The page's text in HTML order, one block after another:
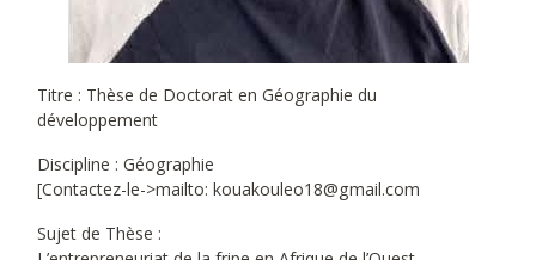
Titre : Thèse de Doctorat en Géographie du
développement
Discipline : Géographie
[Contactez-le->mailto: kouakouleo18@gmail.com
Sujet de Thèse :